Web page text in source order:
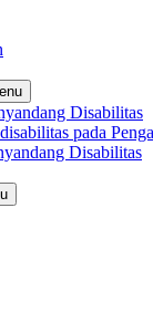
Disabilitas
pada
Disabilitas